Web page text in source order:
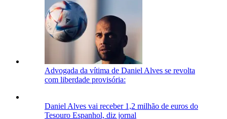
Advogada da vítima de Daniel Alves se revolta
com liberdade provisória:
Daniel Alves vai receber 1,2 milhão de euros do
Tesouro Espanhol, diz jornal